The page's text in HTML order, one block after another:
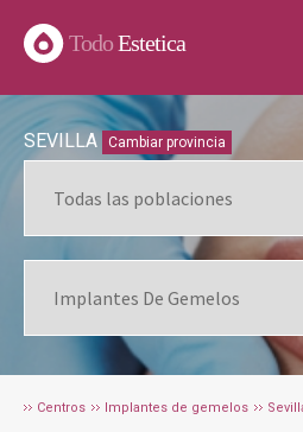
TodoEstetica
SEVILLA Cambiar provincia
Centros Implantes de gemelos